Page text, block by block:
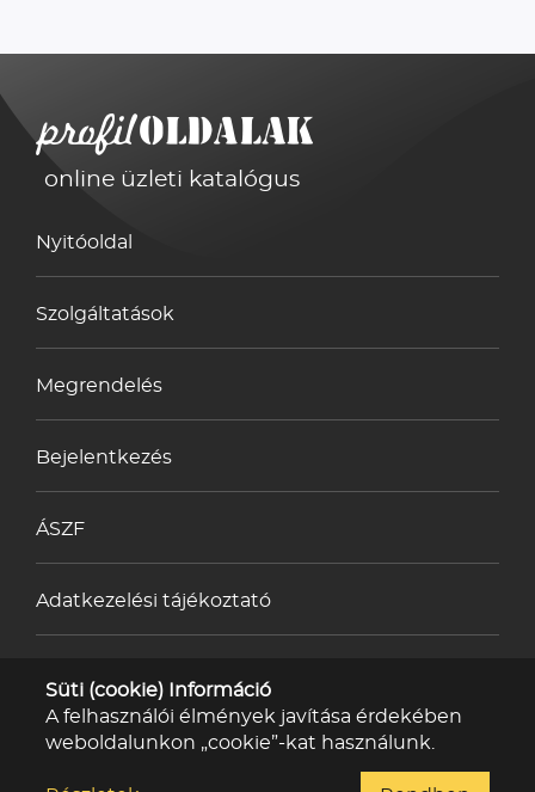
online üzleti katalógus
Nyitóoldal
Szolgáltatások
Megrendelés
Bejelentkezés
ÁSZF
Adatkezelési tájékoztató
Kapcsolat
Süti (cookie) Információ
A felhasználói élmények javítása érdekében
weboldalunkon „cookie”-kat használunk.